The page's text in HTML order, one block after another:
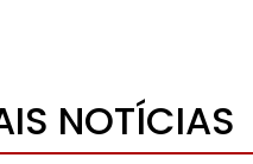
NOTÍCIAS